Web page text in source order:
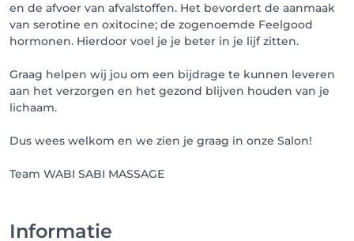
en de afvoer van afvalstoffen. Het bevordert de aanmaak
van serotine en oxitocine; de zogenoemde Feelgood
hormonen. Hierdoor voel je je beter in je lijf zitten.
Graag helpen wij jou om een bijdrage te kunnen leveren
aan het verzorgen en het gezond blijven houden van je
lichaam.
Dus wees welkom en we zien je graag in onze Salon!
Team WABI SABI MASSAGE
Informatie